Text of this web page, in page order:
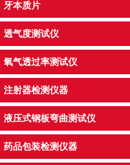
牙本质片
透气度测试仪
氧气透过率测试仪
注射器检测仪器
液压式钢板弯曲测试仪
药品包装检测仪器